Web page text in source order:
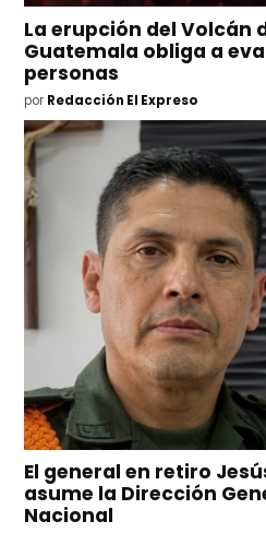
La erupción del Volcán
Guatemala obliga a
personas
por Redacción El Expreso
El general en retiro
asume la Dirección
Nacional